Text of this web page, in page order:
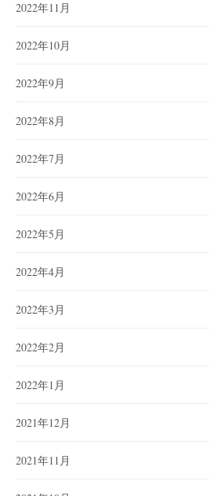
2022年11月
2022年10月
2022年9月
2022年8月
2022年7月
2022年6月
2022年5月
2022年4月
2022年3月
2022年2月
2022年1月
2021年12月
2021年11月